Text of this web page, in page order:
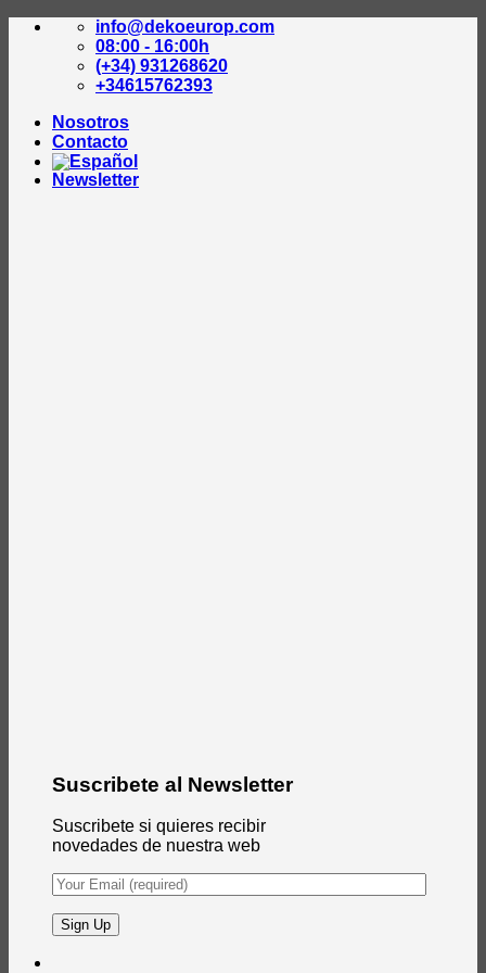
Saltar
contenido
info@dekoeurop.com
08:00 - 16:00h
(+34) 931268620
+34615762393
Nosotros
Contacto
Newsletter
Suscribete al Newsletter
Suscribete si quieres recibir
novedades de nuestra web